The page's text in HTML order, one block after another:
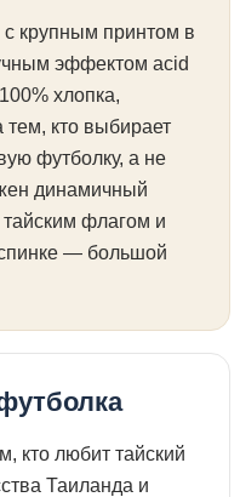
крупным принтом в
эффектом acid
хлопка,
тем, кто выбирает
футболку, а не
динамичный
флагом и
— большой
кто любит тайский
Таиланда и